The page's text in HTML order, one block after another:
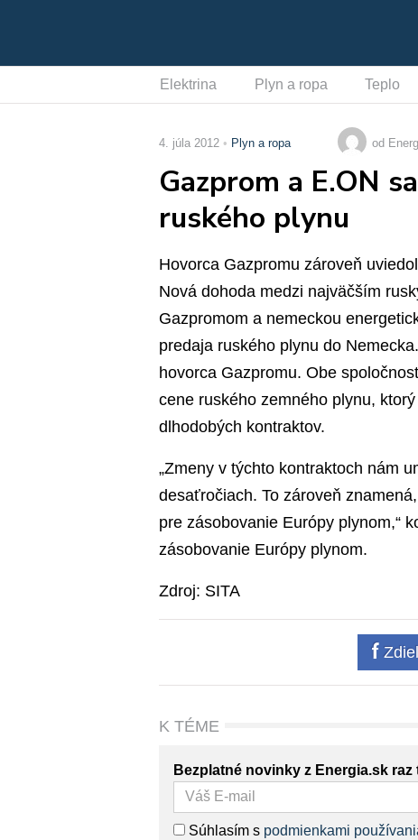
Elektrina Plyn a ropa Teplo
4. júla 2012 Plyn a ropa od
Gazprom a E.ON
ruského plynu
Hovorca Gazpromu zároveň
Nová dohoda medzi najväčším
Gazpromom a nemeckou
predaja ruského plynu do
hovorca Gazpromu. Obe
cene ruského zemného plynu,
dlhodobých kontraktov.
„Zmeny v týchto kontraktoch nám
desaťročiach. To zároveň
pre zásobovanie Európy plynom,“
zásobovanie Európy plynom.
Zdroj: SITA
K TÉME
Bezplatné novinky z Energia.sk raz
Súhlasím s podmienkami